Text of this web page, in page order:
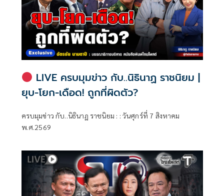
LIVE ครบมุมข่าว กับ..นิธินาฏ ราชนิยม |
ยุบ-โยก-เดือด! ถูกที่ผิดตัว?
ครบมุมข่าว กับ..นิธินาฏ ราชนิยม : : วันศุกร์ที่ 7 สิงหาคม
พ.ศ.2569